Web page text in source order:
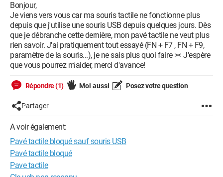
Bonjour,
Je viens vers vous car ma souris tactile ne fonctionne plus
depuis que j'utilise une souris USB depuis quelques jours. Dès
que je débranche cette dernière, mon pavé tactile ne veut plus
rien savoir. J'ai pratiquement tout essayé (FN + F7 , FN + F9,
paramètre de la souris...), je ne sais plus quoi faire >< J'espère
que vous pourrez m'aider, merci d'avance!
Répondre (1) Moi aussi Posez votre question
Partager
A voir également:
Pavé tactile bloqué sauf souris USB
Pavé tactile bloqué
Pave tactile